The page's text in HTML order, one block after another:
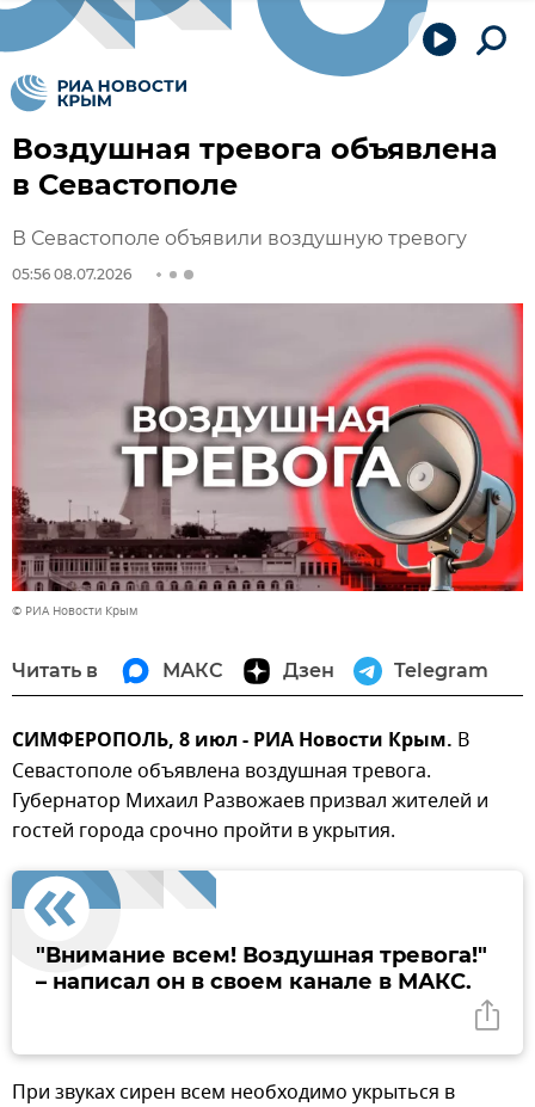
Воздушная тревога объявлена
в Севастополе
В Севастополе объявили воздушную тревогу
05:56 08.07.2026
© РИА Новости Крым
Читать в МАКС Дзен Telegram
СИМФЕРОПОЛЬ, 8 июл - РИА Новости Крым. В
Севастополе объявлена воздушная тревога.
Губернатор Михаил Развожаев призвал жителей и
гостей города срочно пройти в укрытия.
"Внимание всем! Воздушная тревога!"
– написал он в своем канале в МАКС.
При звуках сирен всем необходимо укрыться в